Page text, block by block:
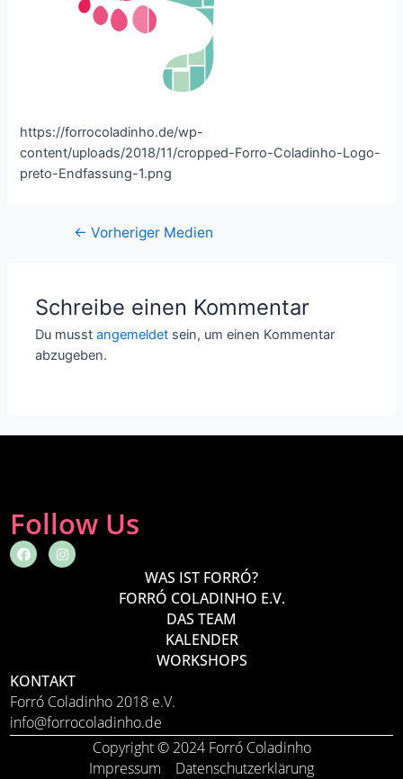
https://forrocoladinho.de/wp-
content/uploads/2018/11/cropped-Forro-Coladinho-Logo-
preto-Endfassung-1.png
← Vorheriger Medien
Schreibe einen Kommentar
Du musstangemeldet sein, um einen Kommentar
abzugeben.
Follow Us
F
a
c
I
n
s
WAS IST FORRÓ?
FORRÓ COLADINHO E.V.
DAS TEAM
KALENDER
WORKSHOPS
KONTAKT
Forró Coladinho 2018 e.V.
info@forrocoladinho.de
Copyright © 2024 Forró Coladinho
Impressum
Datenschutzerklärung